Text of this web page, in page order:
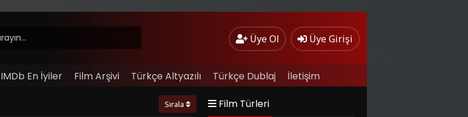
Üye Ol Üye Girişi
IMDb En İyiler Film Arşivi Türkçe Altyazılı Türkçe Dublaj İletişim
Sırala Film Türleri